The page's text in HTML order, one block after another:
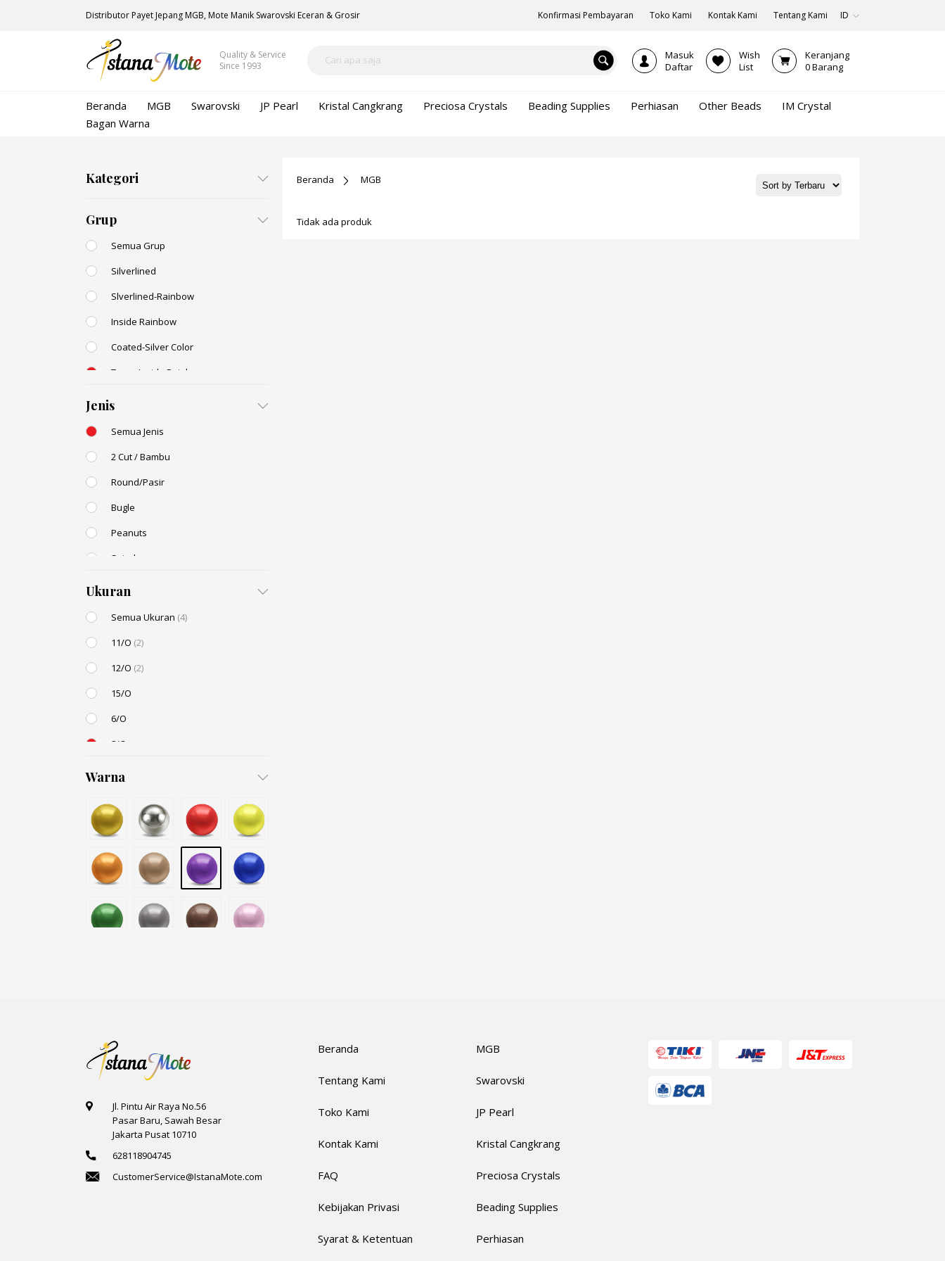
Distributor Payet Jepang MGB, Mote Manik Swarovski Eceran & Grosir Konfirmasi Pembayaran Toko Kami Kontak Kami Tentang Kami ID
Quality & Service
Since 1993
Masuk
Daftar
Wish
List
Keranjang
0Barang
Beranda MGB Swarovski JP Pearl Kristal Cangkrang Preciosa Crystals Beading Supplies Perhiasan Other Beads
IM Crystal
Bagan Warna
Kategori
Grup
Semua Grup
Silverlined
Slverlined-Rainbow
Inside Rainbow
Coated-Silver Color
Trans-Inside Rainbow
Jenis
Semua Jenis
2 Cut / Bambu
Round/Pasir
Bugle
Peanuts
Spiral
Ukuran
Semua Ukuran (4)
11/O (2)
12/O (2)
15/O
6/O
8/O
6mm
Small / S-P
Warna
Beranda MGB
Tidak ada produk
Jl. Pintu Air Raya No.56
Pasar Baru, Sawah Besar
Jakarta Pusat 10710
628118904745
CustomerService@IstanaMote.com
Beranda
Tentang Kami
Toko Kami
Kontak Kami
FAQ
Kebijakan Privasi
Syarat & Ketentuan
MGB
Swarovski
JP Pearl
Kristal Cangkrang
Preciosa Crystals
Beading Supplies
Perhiasan